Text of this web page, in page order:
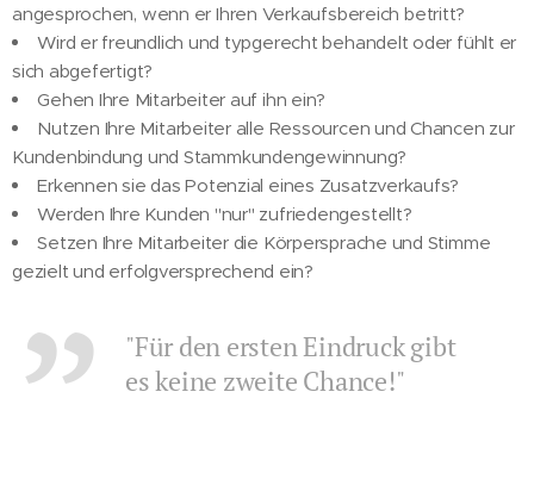
angesprochen, wenn er Ihren Verkaufsbereich betritt?
Wird er freundlich und typgerecht behandelt oder fühlt er
sich abgefertigt?
Gehen Ihre Mitarbeiter auf ihn ein?
Nutzen Ihre Mitarbeiter alle Ressourcen und Chancen zur
Kundenbindung und Stammkundengewinnung?
Erkennen sie das Potenzial eines Zusatzverkaufs?
Werden Ihre Kunden "nur" zufriedengestellt?
Setzen Ihre Mitarbeiter die Körpersprache und Stimme
gezielt und erfolgversprechend ein?
"Für den ersten Eindruck gibt
es keine zweite Chance!"